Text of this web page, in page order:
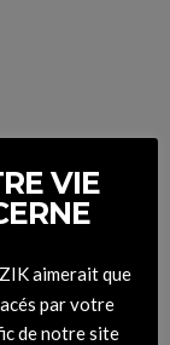
VIE
aimerait que
par votre
de notre site